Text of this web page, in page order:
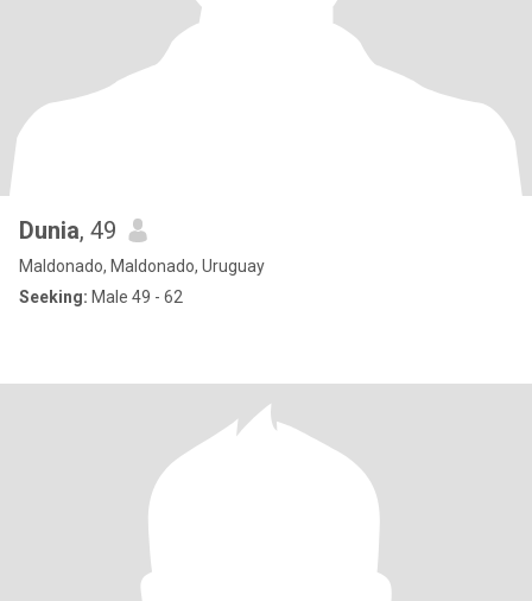
Dunia, 49
Maldonado, Maldonado, Uruguay
Seeking: Male 49 - 62